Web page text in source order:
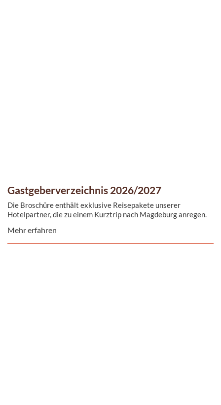
Gastgeberverzeichnis 2026/2027
Die Broschüre enthält exklusive Reisepakete unserer
Hotelpartner, die zu einem Kurztrip nach Magdeburg anregen.
Mehr erfahren